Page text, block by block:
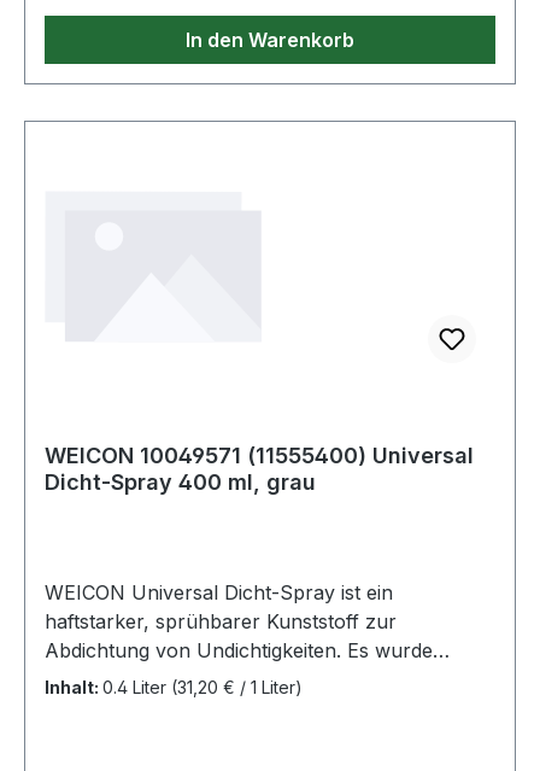
In den Warenkorb
WEICON 10049571 (11555400) Universal
Dicht-Spray 400 ml, grau
WEICON Universal Dicht-Spray ist ein
haftstarker, sprühbarer Kunststoff zur
Abdichtung von Undichtigkeiten. Es wurde
speziell für das Abdichten feinster Risse und
Inhalt: 0.4 Liter (31,20 € / 1 Liter)